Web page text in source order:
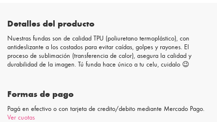
Detalles del producto
Nuestras fundas son de calidad TPU (poliuretano termoplástico), con
antideslizante a los costados para evitar caídas, golpes y rayones. El
proceso de sublimación (transferencia de calor), asegura la calidad y
durabilidad de la imagen. Tú funda hace único a tu celu, cuidalo 😉
Formas de pago
Pagá en efectivo o con tarjeta de credito/debito mediante Mercado Pago.
Ver cuotas